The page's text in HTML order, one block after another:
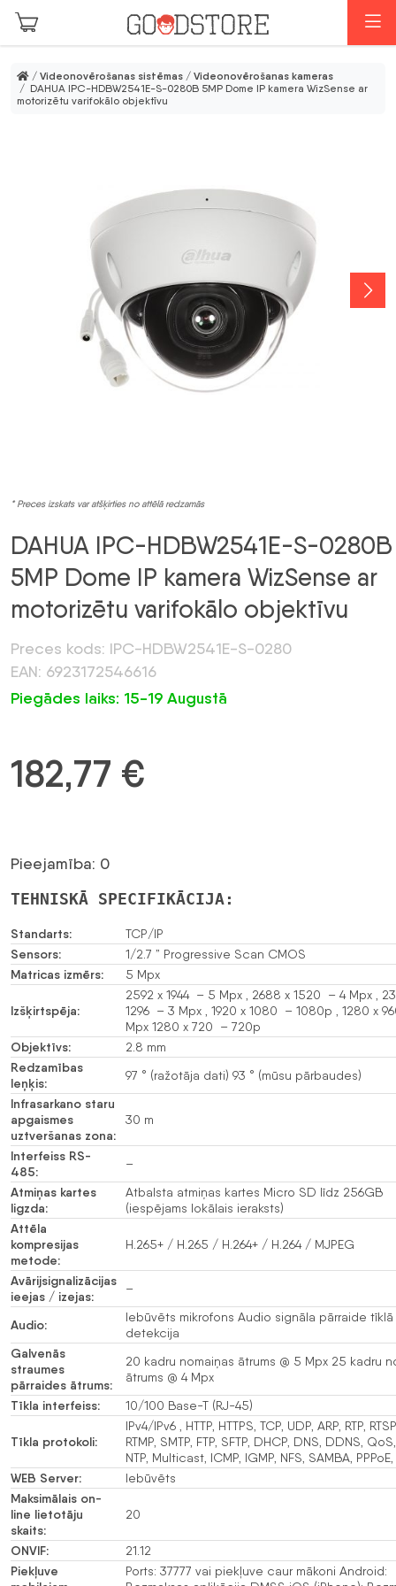
Skip to main content
/ Videonovērošanas sistēmas / Videonovērošanas kameras
/ DAHUA IPC-HDBW2541E-S-0280B 5MP Dome IP kamera WizSense ar
motorizētu varifokālo objektīvu
* Preces izskats var atšķirties no attēlā redzamās
DAHUA IPC-HDBW2541E-S-0280B
5MP Dome IP kamera WizSense ar
motorizētu varifokālo objektīvu
Preces kods: IPC-HDBW2541E-S-0280
EAN: 6923172546616
Piegādes laiks: 15-19 Augustā
182,77 €
Pieejamība: 0
TEHNISKĀ SPECIFIKĀCIJA:
Standarts: TCP/IP
Sensors: 1/2.7 ” Progressive Scan CMOS
Matricas izmērs: 5 Mpx
Izšķirtspēja:
2592 x 1944 – 5 Mpx , 2688 x 1520 – 4 Mpx ,
1296 – 3 Mpx , 1920 x 1080 – 1080p , 1280 x
Mpx 1280 x 720 – 720p
Objektīvs: 2.8 mm
Redzamības
leņķis:
97 ° (ražotāja dati) 93 ° (mūsu pārbaudes)
Infrasarkano staru
apgaismes
uztveršanas zona:
30 m
Interfeiss RS-
485:
–
Atmiņas kartes
ligzda:
Atbalsta atmiņas kartes Micro SD līdz 256GB
(iespējams lokālais ieraksts)
Attēla
kompresijas
metode:
H.265+ / H.265 / H.264+ / H.264 / MJPEG
Avārijsignalizācijas
ieejas / izejas:
–
Audio:
Iebūvēts mikrofons Audio signāla pārraide
detekcija
Galvenās
straumes
pārraides ātrums:
20 kadru nomaiņas ātrums @ 5 Mpx 25 kadru
ātrums @ 4 Mpx
Tīkla interfeiss: 10/100 Base-T (RJ-45)
Tīkla protokoli:
IPv4/IPv6 , HTTP, HTTPS, TCP, UDP, ARP, RTP,
RTMP, SMTP, FTP, SFTP, DHCP, DNS, DDNS,
NTP, Multicast, ICMP, IGMP, NFS, SAMBA,
WEB Server: Iebūvēts
Maksimālais on-
line lietotāju
skaits:
20
ONVIF: 21.12
Piekļuve
Ports: 37777 vai piekļuve caur mākoni Android: